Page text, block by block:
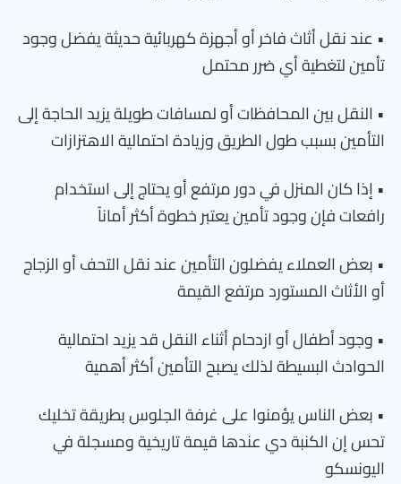
• عند نقل أثاث فاخر أو أجهزة كهربائية حديثة يفضل وجود
تأمين لتغطية أي ضرر محتمل
• النقل بين المحافظات أو لمسافات طويلة يزيد الحاجة إلى
التأمين بسبب طول الطريق وزيادة احتمالية الاهتزازات
• إذا كان المنزل في دور مرتفع أو يحتاج إلى استخدام
رافعات فإن وجود تأمين يعتبر خطوة أكثر أماناً
• بعض العملاء يفضلون التأمين عند نقل التحف أو الزجاج
أو الأثاث المستورد مرتفع القيمة
• وجود أطفال أو ازدحام أثناء النقل قد يزيد احتمالية
الحوادث البسيطة لذلك يصبح التأمين أكثر أهمية
• بعض الناس يؤمنوا على غرفة الجلوس بطريقة تخليك
تحس إن الكنبة دي عندها قيمة تاريخية ومسجلة في
اليونسكو